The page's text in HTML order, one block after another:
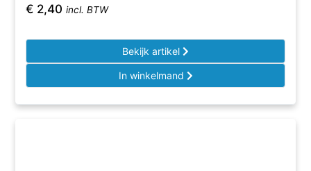
€ 2,40 incl. BTW
Bekijk artikel
In winkelmand